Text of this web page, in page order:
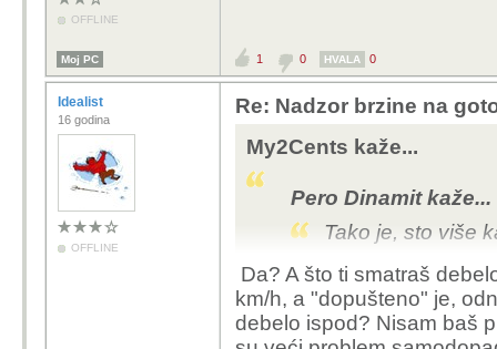
OFFLINE
Moj PC 1 0 HVALA 0
Idealist
16 godina
OFFLINE
Re: Nadzor brzine na
My2Cents kaže...
Pero Dinamit kaže...
Tako je, sto više
Umjesto da
mobitelima dok
ulijeću u traku,
Da? A što ti smatraš
km/h, a "dopušteno" je,
debelo ispod? Nisam baš